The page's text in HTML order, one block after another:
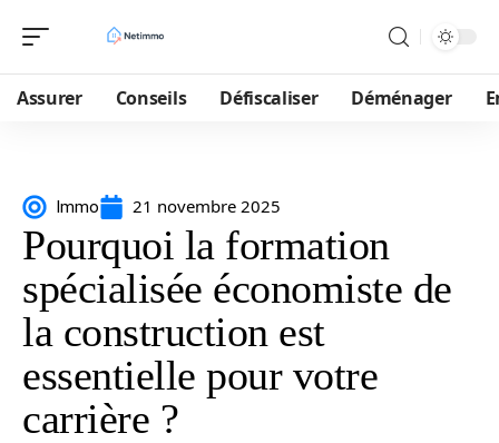
Assurer Conseils Défiscaliser Déménager
Immo 21 novembre 2025
Pourquoi la formation
spécialisée économiste de
la construction est
essentielle pour votre
carrière ?